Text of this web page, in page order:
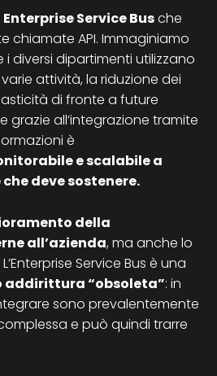
Enterprise Service Busche
chiamate API. Immaginiamo
diversi dipartimenti utilizzano
attività, la riduzione dei
di fronte a future
all’integrazione tramite
è
e scalabile a
deve sostenere.
della
all’azienda, ma anche lo
Service Bus è una
addirittura “obsoleta”: in
sono prevalentemente
e può quindi trarre